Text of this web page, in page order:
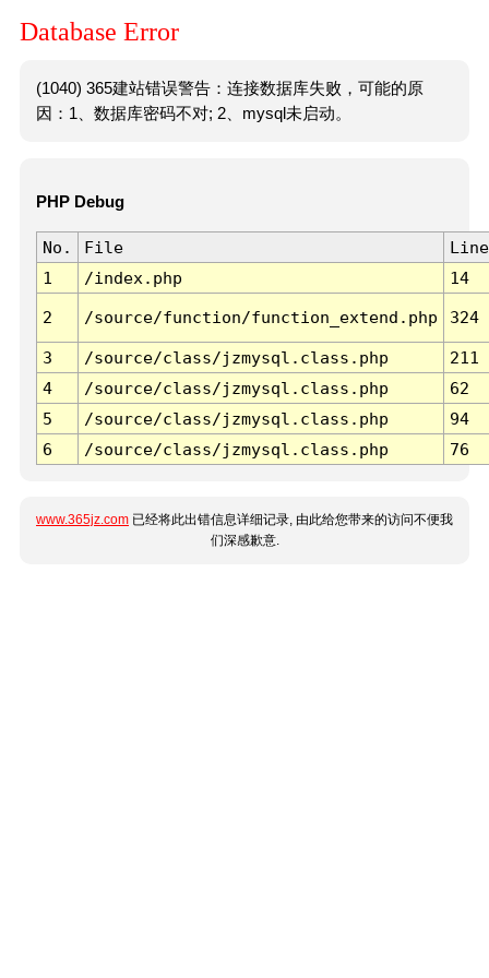
Database Error
(1040) 365建站错误警告：连接数据库失败，可能的原
因：1、数据库密码不对; 2、mysql未启动。
PHP Debug
No. File
Line
1
/index.php 14
2 /source/function/function_extend.php 324
3 /source/class/jzmysql.class.php
211
4
/source/class/jzmysql.class.php
62
5
/source/class/jzmysql.class.php
94
6
/source/class/jzmysql.class.php 76
www.365jz.com 已经将此出错信息详细记录, 由此给您带来的访问不便我
们深感歉意.